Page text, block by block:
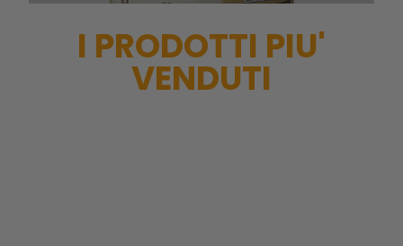
I PRODOTTI PIU'
VENDUTI